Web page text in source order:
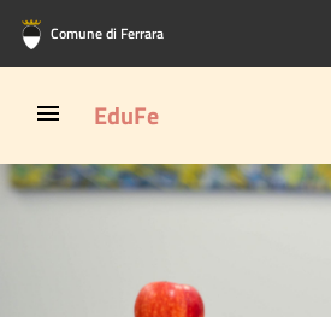
Vai al contenuto principale
Vai al footer
Comune di Ferrara
EduFe